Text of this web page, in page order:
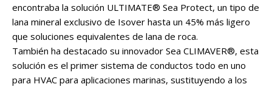
encontraba la solución ULTIMATE® Sea Protect, un tipo de
lana mineral exclusivo de Isover hasta un 45% más ligero
que soluciones equivalentes de lana de roca.
También ha destacado su innovador Sea CLIMAVER®, esta
solución es el primer sistema de conductos todo en uno
para HVAC para aplicaciones marinas, sustituyendo a los